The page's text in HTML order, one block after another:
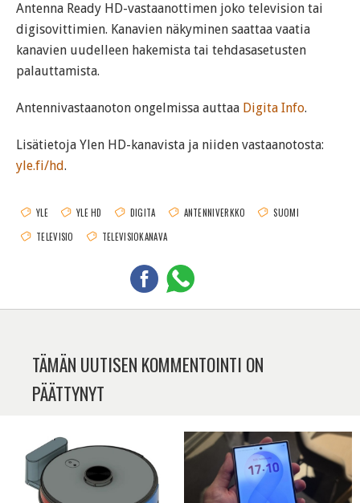
Antenna Ready HD-vastaanottimen joko television tai
digisovittimien. Kanavien näkyminen saattaa vaatia
kanavien uudelleen hakemista tai tehdasasetusten
palauttamista.
Antennivastaanoton ongelmissa auttaa Digita Info.
Lisätietoja Ylen HD-kanavista ja niiden vastaanotosta:
yle.fi/hd.
YLE YLE HD DIGITA ANTENNIVERKKO
SUOMI
TELEVISIO
TELEVISIOKANAVA
TÄMÄN UUTISEN KOMMENTOINTI ON
PÄÄTTYNYT